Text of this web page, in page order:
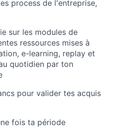
process de l'entreprise,
sur les modules de
ressources mises à
e-learning, replay et
quotidien par ton
pour valider tes acquis
fois ta période